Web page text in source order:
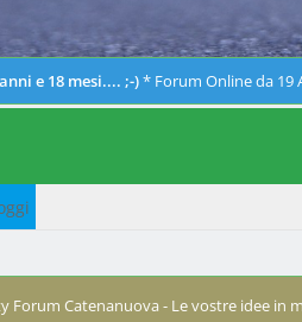
e 18 mesi.... ;-)* Forum Online da 19
Forum Catenanuova - Le vostre idee in